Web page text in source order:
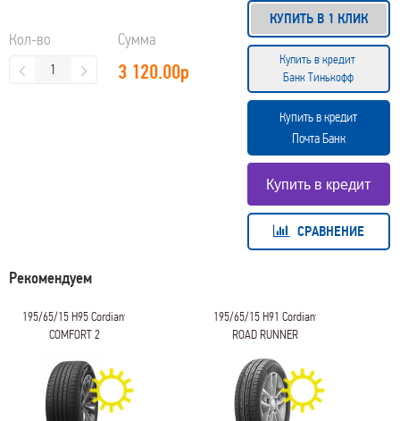
Кол-во Сумма
3 120.00р
КУПИТЬ В 1 КЛИК
Купить в кредит
Банк Тинькофф
Купить в кредит
Почта Банк
СРАВНЕНИЕ
Рекомендуем
195/65/15 H95 Cordiant
COMFORT 2
195/65/15 H91 Cordiant
ROAD RUNNER